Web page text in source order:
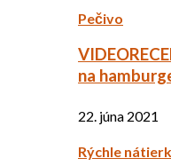
Pečivo
na
22. júna 2021
Rýchle